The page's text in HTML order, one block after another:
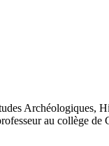
Archéologiques,
au collège de